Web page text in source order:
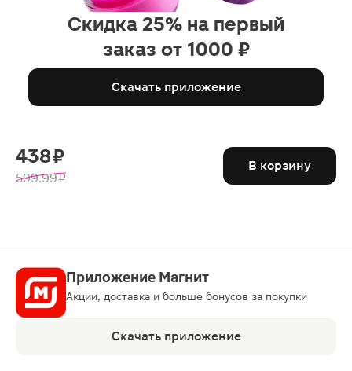
Скидка 25% на первый
заказ от 1000 ₽
Скачать приложение
438 ₽
599.99 ₽
В корзину
Приложение Магнит
Акции, доставка и больше бонусов за покупки
Скачать приложение